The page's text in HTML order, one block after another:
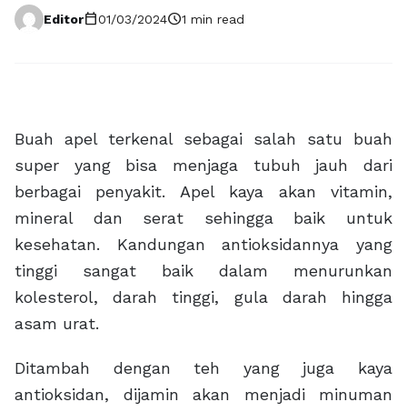
Editorcalendar_today01/03/2024schedule1 min read
Buah apel terkenal sebagai salah satu buah
super yang bisa menjaga tubuh jauh dari
berbagai penyakit. Apel kaya akan vitamin,
mineral dan serat sehingga baik untuk
kesehatan. Kandungan antioksidannya yang
tinggi sangat baik dalam menurunkan
kolesterol, darah tinggi, gula darah hingga
asam urat.
Ditambah dengan teh yang juga kaya
antioksidan, dijamin akan menjadi minuman